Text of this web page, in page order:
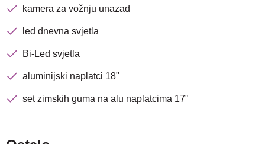
kamera za vožnju unazad
led dnevna svjetla
Bi-Led svjetla
aluminijski naplatci 18"
set zimskih guma na alu naplatcima 17"